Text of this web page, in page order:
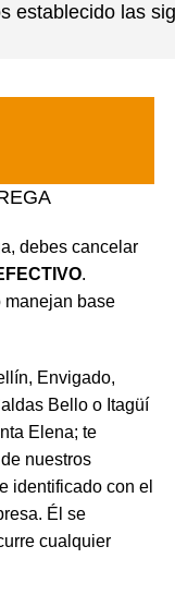
establecido las
debes cancelar
.
manejan base
Envigado,
Bello o Itagüí
Elena; te
nuestros
identificado con el
Él se
cualquier